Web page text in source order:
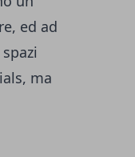
ed ad
ma